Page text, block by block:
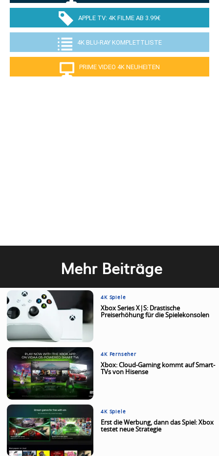
APPLE TV: 4K FILME AB 3.99€
4K BLU-RAY KOMPLETTLISTE
PRIME VIDEO 4K NEUHEITEN
Mehr Beiträge
4K Spiele
Xbox Series X|S: Drastische
Preiserhöhung für die Spielekonsolen
4K Fernseher
Xbox: Cloud-Gaming kommt auf Smart-
TVs von Hisense
4K Spiele
Erst die Werbung, dann das Spiel: Xbox
testet neue Strategie